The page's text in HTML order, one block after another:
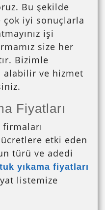
Bu şekilde
iyi sonuçlarla
işi
size her
Bizimle
alabilir ve hizmet
Fiyatları
etki eden
türü ve adedi
yıkama fiyatları
listemize